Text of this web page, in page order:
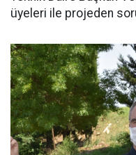
üyeleri ile projeden